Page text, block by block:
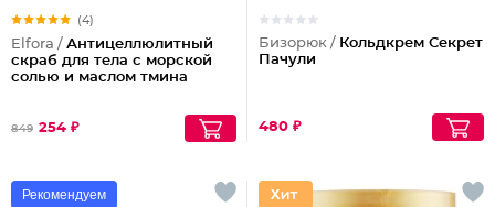
(4)
Elfora / Антицеллюлитный
скраб для тела с морской
солью и маслом тмина
849 254 ₽
Бизорюк / Кольдкрем Секрет
Пачули
480 ₽
Рекомендуем